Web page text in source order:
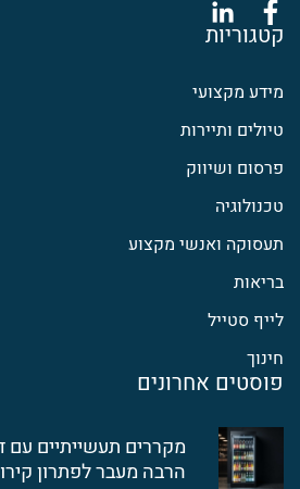
קטגוריות
מידע מקצועי
טיולים ותיירות
פרסום ושיווק
טכנולוגיה
תעסוקה ואנשי מקצוע
בריאות
לייף סטייל
חינוך
פוסטים אחרונים
מקררים תעשייתיים
הרבה מעבר לפתרון